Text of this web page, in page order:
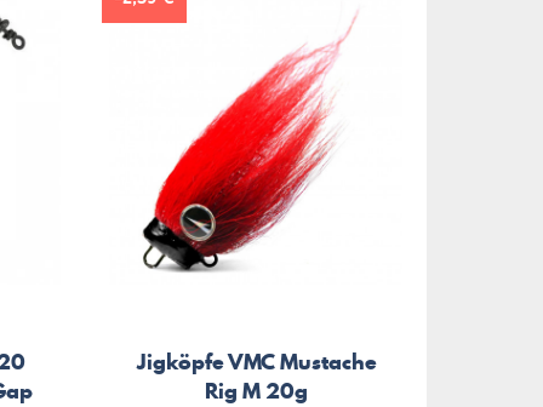
Jigköpfe VMC Mustache
Rig M 20g